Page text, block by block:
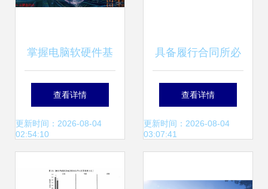
掌握电脑软硬件基
础技能 在线培训与
开发入门指南
查看详情
更新时间：2026-08-04
02:54:10
具备履行合同所必
需的设备和专业技
术能力证明材料 计
查看详情
更新时间：2026-08-04
03:07:41